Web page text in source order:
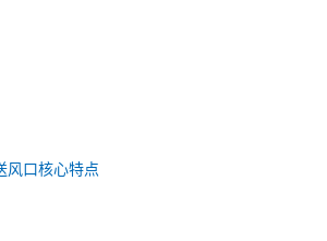
风口核心特点